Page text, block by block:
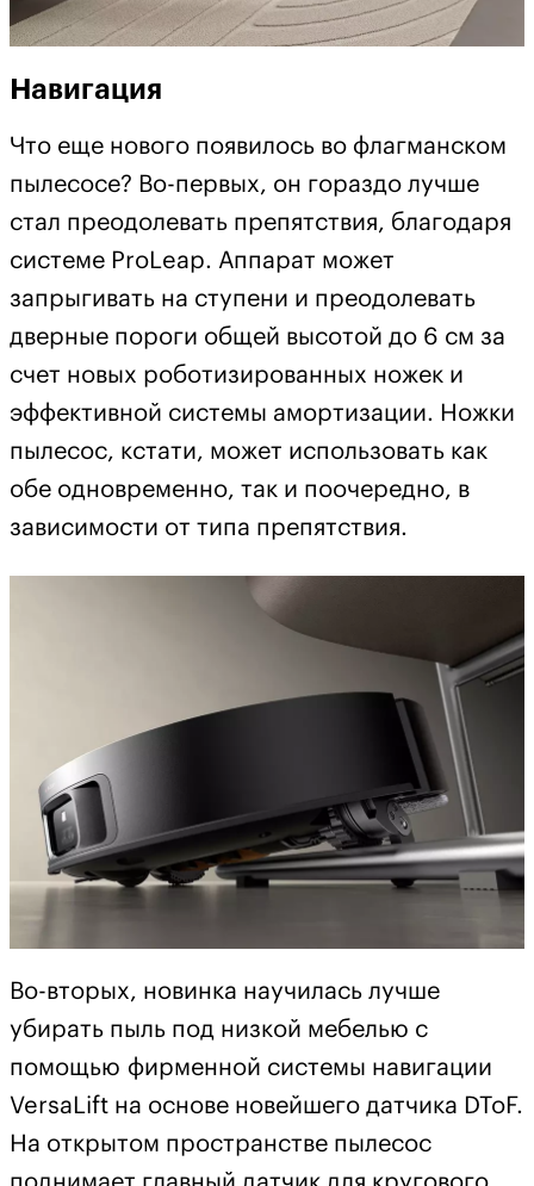
Навигация
Что еще нового появилось во флагманском
пылесосе? Во-первых, он гораздо лучше
стал преодолевать препятствия, благодаря
системе ProLeap. Аппарат может
запрыгивать на ступени и преодолевать
дверные пороги общей высотой до 6 см за
счет новых роботизированных ножек и
эффективной системы амортизации. Ножки
пылесос, кстати, может использовать как
обе одновременно, так и поочередно, в
зависимости от типа препятствия.
Во-вторых, новинка научилась лучше
убирать пыль под низкой мебелью с
помощью фирменной системы навигации
VersaLift на основе новейшего датчика DToF.
На открытом пространстве пылесос